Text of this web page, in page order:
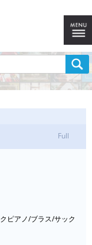
Full
ピアノ/ブラス/サック